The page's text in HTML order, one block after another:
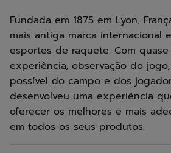
Fundada em 1875 em Lyon,
mais antiga marca internacional
esportes de raquete. Com
experiência, observação do
possível do campo e dos
desenvolveu uma experiência
oferecer os melhores e mais
em todos os seus produtos.